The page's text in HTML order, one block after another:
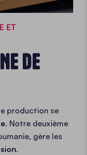
ET
DE
production se
. Notre deuxième
gère les
.